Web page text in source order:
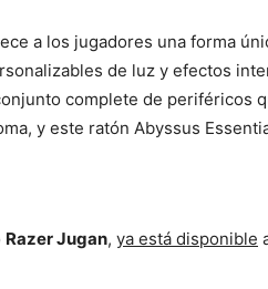
a los jugadores una forma
de luz y efectos
complete de periféricos
y este ratón Abyssus
Razer Jugan, ya está disponible